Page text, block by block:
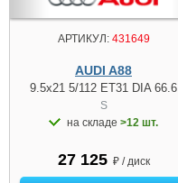
АРТИКУЛ:431649
AUDI A88
9.5x21 5/112 ET31 DIA 66.6
S
на складе >12 шт.
27 125 ₽ / диск